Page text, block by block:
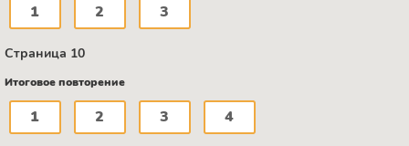
1 2 3
Страница 10
Итоговое повторение
1 2 3 4